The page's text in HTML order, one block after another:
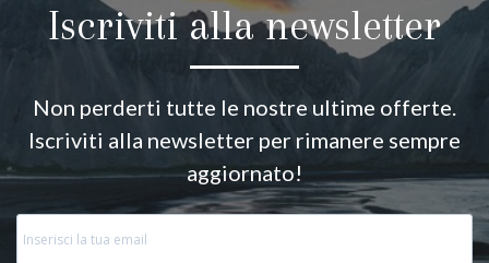
Iscriviti alla newsletter
Non perderti tutte le nostre ultime offerte.
Iscriviti alla newsletter per rimanere sempre
aggiornato!